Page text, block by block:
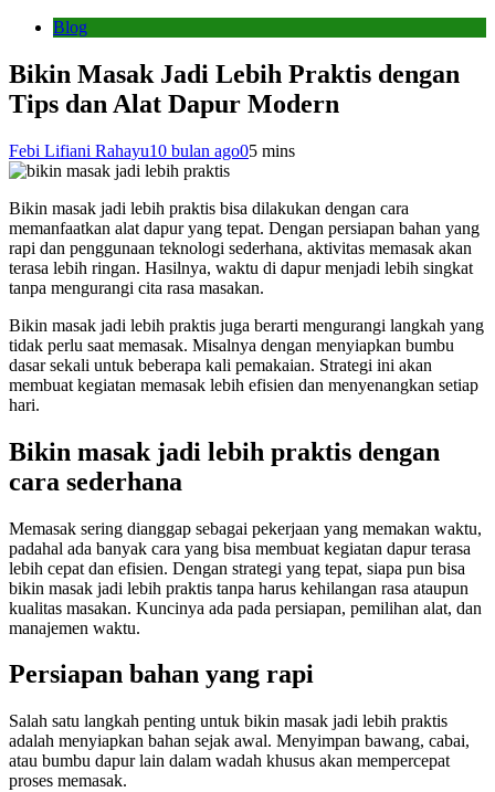
Blog
Bikin Masak Jadi Lebih Praktis dengan
Tips dan Alat Dapur Modern
Febi Lifiani Rahayu10 bulan ago05 mins
Bikin masak jadi lebih praktis bisa dilakukan dengan cara
memanfaatkan alat dapur yang tepat. Dengan persiapan bahan yang
rapi dan penggunaan teknologi sederhana, aktivitas memasak akan
terasa lebih ringan. Hasilnya, waktu di dapur menjadi lebih singkat
tanpa mengurangi cita rasa masakan.
Bikin masak jadi lebih praktis juga berarti mengurangi langkah yang
tidak perlu saat memasak. Misalnya dengan menyiapkan bumbu
dasar sekali untuk beberapa kali pemakaian. Strategi ini akan
membuat kegiatan memasak lebih efisien dan menyenangkan setiap
hari.
Bikin masak jadi lebih praktis dengan
cara sederhana
Memasak sering dianggap sebagai pekerjaan yang memakan waktu,
padahal ada banyak cara yang bisa membuat kegiatan dapur terasa
lebih cepat dan efisien. Dengan strategi yang tepat, siapa pun bisa
bikin masak jadi lebih praktis tanpa harus kehilangan rasa ataupun
kualitas masakan. Kuncinya ada pada persiapan, pemilihan alat, dan
manajemen waktu.
Persiapan bahan yang rapi
Salah satu langkah penting untuk bikin masak jadi lebih praktis
adalah menyiapkan bahan sejak awal. Menyimpan bawang, cabai,
atau bumbu dapur lain dalam wadah khusus akan mempercepat
proses memasak.